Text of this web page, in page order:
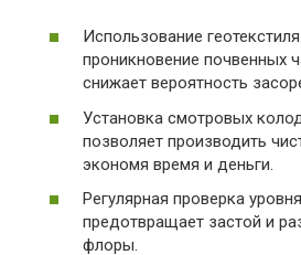
Использование
проникновение почвенных
снижает вероятность
Установка смотровых
позволяет производить
экономя время и деньги.
Регулярная проверка
предотвращает застой и
флоры.